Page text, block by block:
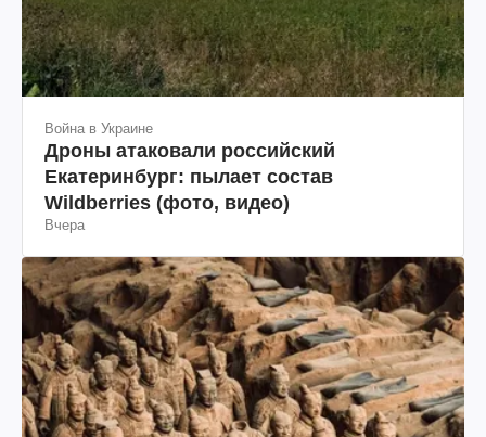
Война в Украине
Дроны атаковали российский
Екатеринбург: пылает состав
Wildberries (фото, видео)
Вчера